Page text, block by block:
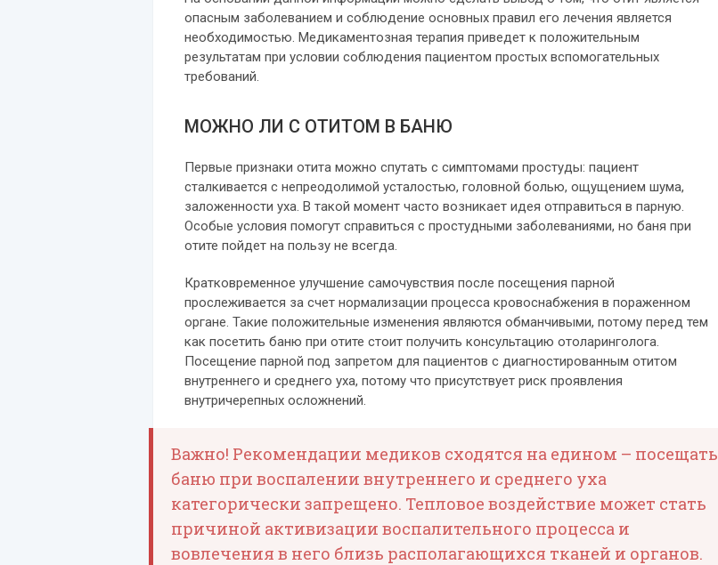
опасным заболеванием и соблюдение основных правил его лечения является
необходимостью. Медикаментозная терапия приведет к положительным
результатам при условии соблюдения пациентом простых вспомогательных
требований.
МОЖНО ЛИ С ОТИТОМ В БАНЮ
Первые признаки отита можно спутать с симптомами простуды: пациент
сталкивается с непреодолимой усталостью, головной болью, ощущением шума,
заложенности уха. В такой момент часто возникает идея отправиться в парную.
Особые условия помогут справиться с простудными заболеваниями, но баня при
отите пойдет на пользу не всегда.
Кратковременное улучшение самочувствия после посещения парной
прослеживается за счет нормализации процесса кровоснабжения в пораженном
органе. Такие положительные изменения являются обманчивыми, потому перед тем
как посетить баню при отите стоит получить консультацию отоларинголога.
Посещение парной под запретом для пациентов с диагностированным отитом
внутреннего и среднего уха, потому что присутствует риск проявления
внутричерепных осложнений.
Важно! Рекомендации медиков сходятся на едином – посещать
баню при воспалении внутреннего и среднего уха
категорически запрещено. Тепловое воздействие может стать
причиной активизации воспалительного процесса и
вовлечения в него близь располагающихся тканей и органов.